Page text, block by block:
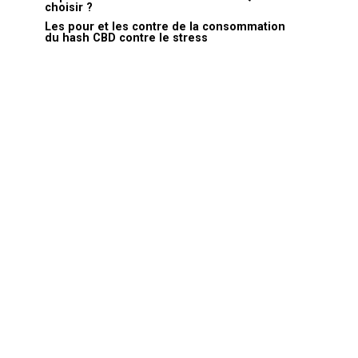
choisir ?
Les pour et les contre de la consommation
du hash CBD contre le stress